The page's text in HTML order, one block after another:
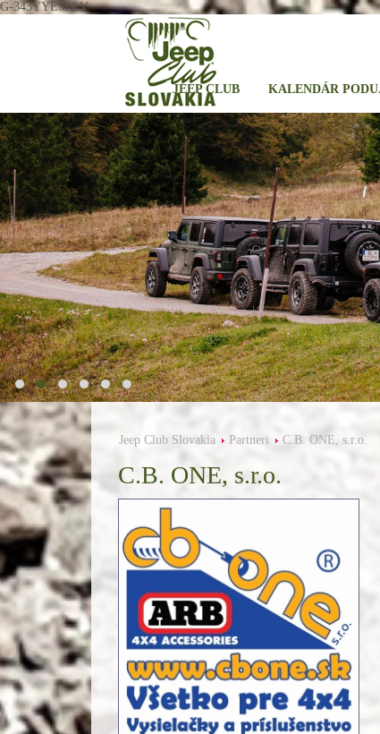
G-343YYE3FEV
JEEP CLUB KALENDÁR
Jeep Club Slovakia Partneri C.B. ONE, s.r.o.
C.B. ONE, s.r.o.